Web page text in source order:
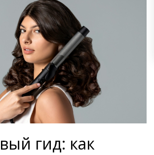
гид: как